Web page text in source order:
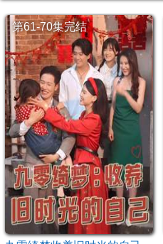
第61-70集完结